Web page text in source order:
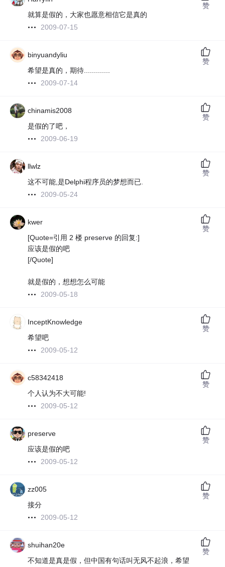
就算是假的，大家也愿意相信它是真的
2009-07-15
赞
binyuandyliu
希望是真的，期待.............
2009-07-14
赞
chinamis2008
是假的了吧，
2009-06-19
赞
llwlz
这不可能,是Delphi程序员的梦想而已.
2009-05-24
赞
kwer
[Quote=引用 2 楼 preserve 的回复:]
应该是假的吧
[/Quote]
就是假的，想想怎么可能
2009-05-18
赞
InceptKnowledge
希望吧
2009-05-12
赞
c58342418
个人认为不大可能!
2009-05-12
赞
preserve
应该是假的吧
2009-05-12
赞
zz005
接分
2009-05-12
赞
shuihan20e
不知道是真是假，但中国有句话叫无风不起浪，希望
赞